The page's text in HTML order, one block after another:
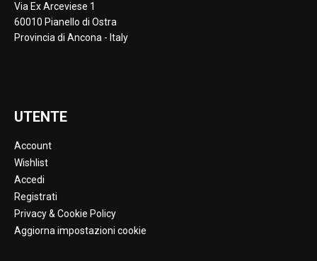
Via Ex Arceviese 1
60010 Pianello di Ostra
Provincia di Ancona - Italy
UTENTE
Account
Wishlist
Accedi
Registrati
Privacy & Cookie Policy
Aggiorna impostazioni cookie